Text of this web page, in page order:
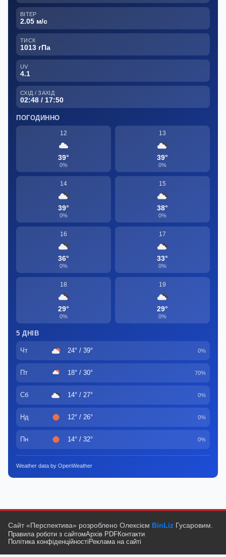
ВІТЕР
2.05 м/с
ТИСК
1013 гПа
UV
4.1
СХІД / ЗАХІД
02:48 / 17:50
ПОГОДИННО
12
39°
0%
13
39°
0%
14
39°
0%
15
38°
0%
16
36°
0%
17
33°
0%
18
29°
0%
19
29°
0%
5 ДНІВ
Чт 24° / 39° 0%
Пт 18° / 30° 70%
Сб 14° / 27° 0%
Нд 12° / 26° 0%
Пн 14° / 32° 0%
Weather data by OpenWeather
Сайт «Перспектива» розроблено Олексієм BinLiz Гусаровим.
Правила роботи з сайтомАрхів PDFКонтакти
Політика конфіденційності Реклама на сайті